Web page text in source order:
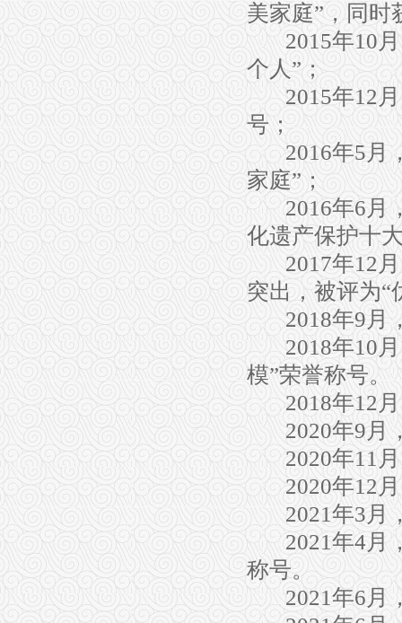
美家庭”，同时
2015年10
个人”；
2015年1 2
号；
2016年5月
家庭” ；
2016年6 月
化遗产保护十
201 7年12
突出，被评为“
2018年9月
2018年10
模”荣誉称号。
2018年12
2020年9月
2020年11
2020年12
2021年3月
2021年4月
称号。
2021年6 月